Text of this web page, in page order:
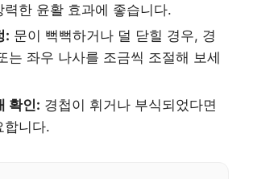
력한 윤활 효과에 좋습니다.
: 문이 뻑뻑하거나 덜 닫힐 경우, 경
는 좌우 나사를 조금씩 조절해 보세
확인: 경첩이 휘거나 부식되었다면
합니다.